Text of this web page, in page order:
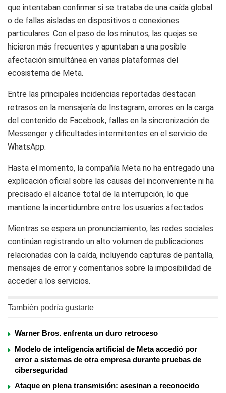
que intentaban confirmar si se trataba de una caída global
o de fallas aisladas en dispositivos o conexiones
particulares. Con el paso de los minutos, las quejas se
hicieron más frecuentes y apuntaban a una posible
afectación simultánea en varias plataformas del
ecosistema de Meta.
Entre las principales incidencias reportadas destacan
retrasos en la mensajería de Instagram, errores en la carga
del contenido de Facebook, fallas en la sincronización de
Messenger y dificultades intermitentes en el servicio de
WhatsApp.
Hasta el momento, la compañía Meta no ha entregado una
explicación oficial sobre las causas del inconveniente ni ha
precisado el alcance total de la interrupción, lo que
mantiene la incertidumbre entre los usuarios afectados.
Mientras se espera un pronunciamiento, las redes sociales
continúan registrando un alto volumen de publicaciones
relacionadas con la caída, incluyendo capturas de pantalla,
mensajes de error y comentarios sobre la imposibilidad de
acceder a los servicios.
También podría gustarte
Warner Bros. enfrenta un duro retroceso
Modelo de inteligencia artificial de Meta accedió por
error a sistemas de otra empresa durante pruebas de
ciberseguridad
Ataque en plena transmisión: asesinan a reconocido